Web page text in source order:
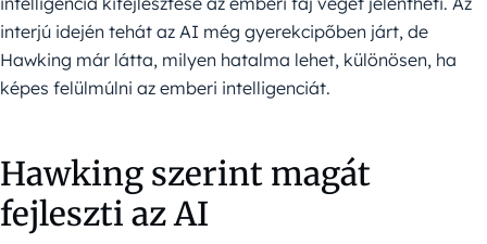
interjú idején tehát az AI még gyerekcipőben járt, de
Hawking már látta, milyen hatalma lehet, különösen, ha
képes felülmúlni az emberi intelligenciát.
Hawking szerint magát
fejleszti az AI